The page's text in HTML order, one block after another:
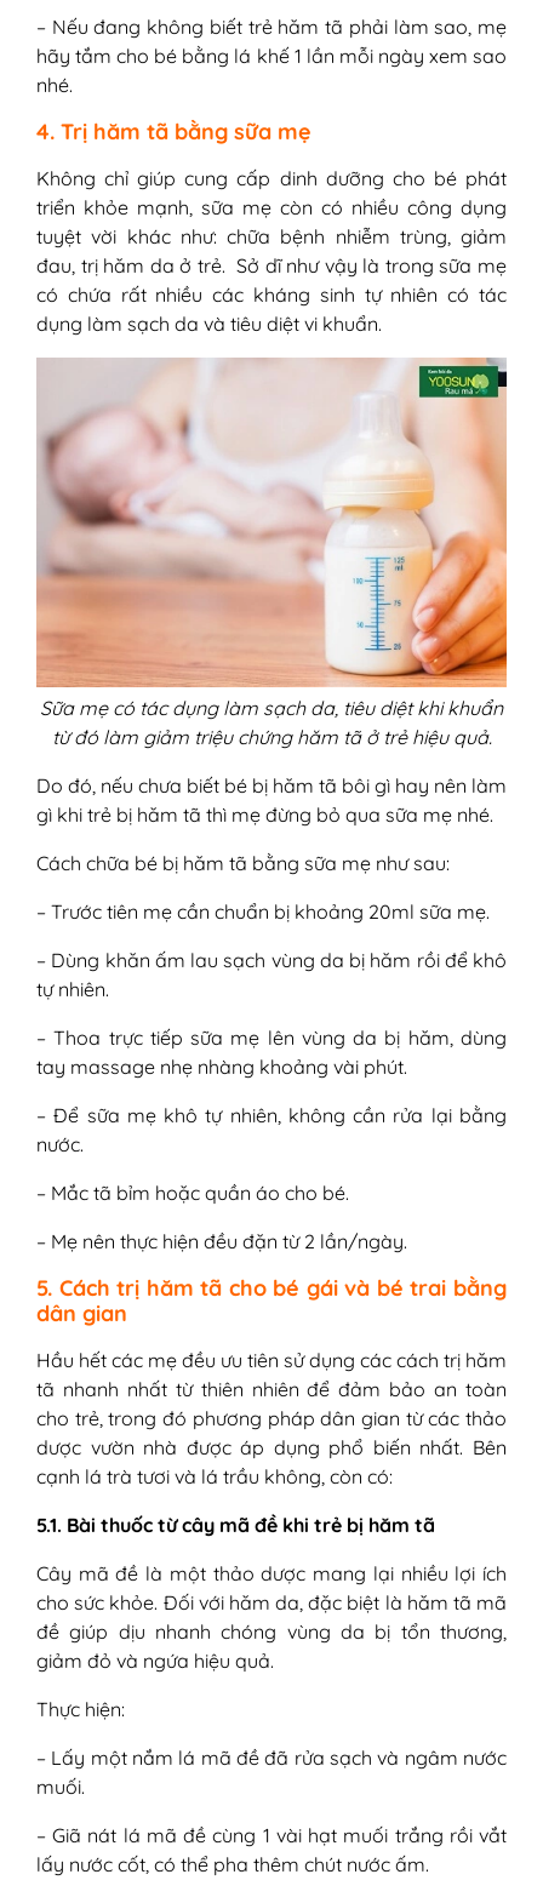
– Nếu đang không biết trẻ hăm tã phải làm sao, mẹ
hãy tắm cho bé bằng lá khế 1 lần mỗi ngày xem sao
nhé.
4. Trị hăm tã bằng sữa mẹ
Không chỉ giúp cung cấp dinh dưỡng cho bé phát
triển khỏe mạnh, sữa mẹ còn có nhiều công dụng
tuyệt vời khác như: chữa bệnh nhiễm trùng, giảm
đau, trị hăm da ở trẻ. Sở dĩ như vậy là trong sữa mẹ
có chứa rất nhiều các kháng sinh tự nhiên có tác
dụng làm sạch da và tiêu diệt vi khuẩn.
Sữa mẹ có tác dụng làm sạch da, tiêu diệt khi khuẩn
từ đó làm giảm triệu chứng hăm tã ở trẻ hiệu quả.
Do đó, nếu chưa biết bé bị hăm tã bôi gì hay nên làm
gì khi trẻ bị hăm tã thì mẹ đừng bỏ qua sữa mẹ nhé.
Cách chữa bé bị hăm tã bằng sữa mẹ như sau:
– Trước tiên mẹ cần chuẩn bị khoảng 20ml sữa mẹ.
– Dùng khăn ấm lau sạch vùng da bị hăm rồi để khô
tự nhiên.
– Thoa trực tiếp sữa mẹ lên vùng da bị hăm, dùng
tay massage nhẹ nhàng khoảng vài phút.
– Để sữa mẹ khô tự nhiên, không cần rửa lại bằng
nước.
– Mắc tã bỉm hoặc quần áo cho bé.
– Mẹ nên thực hiện đều đặn từ 2 lần/ngày.
5. Cách trị hăm tã cho bé gái và bé trai bằng
dân gian
Hầu hết các mẹ đều ưu tiên sử dụng các cách trị hăm
tã nhanh nhất từ thiên nhiên để đảm bảo an toàn
cho trẻ, trong đó phương pháp dân gian từ các thảo
dược vườn nhà được áp dụng phổ biến nhất. Bên
cạnh lá trà tươi và lá trầu không, còn có:
5.1. Bài thuốc từ cây mã đề khi trẻ bị hăm tã
Cây mã đề là một thảo dược mang lại nhiều lợi ích
cho sức khỏe. Đối với hăm da, đặc biệt là hăm tã mã
đề giúp dịu nhanh chóng vùng da bị tổn thương,
giảm đỏ và ngứa hiệu quả.
Thực hiện:
– Lấy một nắm lá mã đề đã rửa sạch và ngâm nước
muối.
– Giã nát lá mã đề cùng 1 vài hạt muối trắng rồi vắt
lấy nước cốt, có thể pha thêm chút nước ấm.